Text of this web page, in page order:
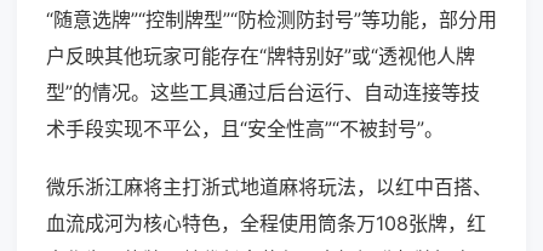
“随意选牌”“控制牌型”“防检测防封号”等功能，部分用
户反映其他玩家可能存在“牌特别好”或“透视他人牌
型”的情况。这些工具通过后台运行、自动连接等技
术手段实现不平公，且“安全性高”“不被封号”。
微乐浙江麻将主打浙式地道麻将玩法，以红中百搭、
血流成河为核心特色，全程使用筒条万108张牌，红